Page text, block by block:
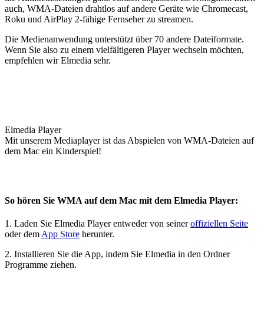
auch, WMA-Dateien drahtlos auf andere Geräte wie Chromecast,
Roku und AirPlay 2-fähige Fernseher zu streamen.
Die Medienanwendung unterstützt über 70 andere Dateiformate.
Wenn Sie also zu einem vielfältigeren Player wechseln möchten,
empfehlen wir Elmedia sehr.
Elmedia Player
Mit unserem Mediaplayer ist das Abspielen von WMA-Dateien auf
dem Mac ein Kinderspiel!
So hören Sie WMA auf dem Mac mit dem Elmedia Player:
1. Laden Sie Elmedia Player entweder von seineroffiziellen Seite
oder dem App Store herunter.
2. Installieren Sie die App, indem Sie Elmedia in den Ordner
Programme ziehen.